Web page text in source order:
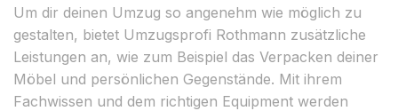
Um dir deinen Umzug so angenehm wie möglich zu
gestalten, bietet Umzugsprofi Rothmann zusätzliche
Leistungen an, wie zum Beispiel das Verpacken deiner
Möbel und persönlichen Gegenstände. Mit ihrem
Fachwissen und dem richtigen Equipment werden